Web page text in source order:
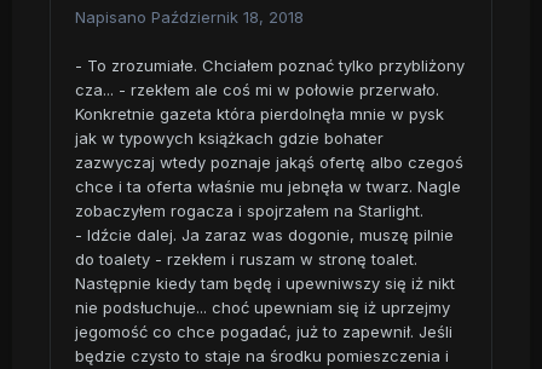
Napisano Październik 18, 2018
- To zrozumiałe. Chciałem poznać tylko przybliżony
cza... - rzekłem ale coś mi w połowie przerwało.
Konkretnie gazeta która pierdolnęła mnie w pysk
jak w typowych książkach gdzie bohater
zazwyczaj wtedy poznaje jakąś ofertę albo czegoś
chce i ta oferta właśnie mu jebnęła w twarz. Nagle
zobaczyłem rogacza i spojrzałem na Starlight.
- Idźcie dalej. Ja zaraz was dogonie, muszę pilnie
do toalety - rzekłem i ruszam w stronę toalet.
Następnie kiedy tam będę i upewniwszy się iż nikt
nie podsłuchuje... choć upewniam się iż uprzejmy
jegomość co chce pogadać, już to zapewnił. Jeśli
będzie czysto to staje na środku pomieszczenia i